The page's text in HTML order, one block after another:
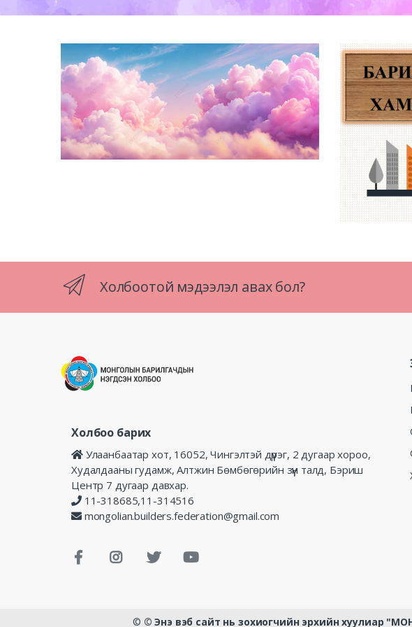
Холбоотой мэдээлэл авах бол?
Холбоо барих
Улаанбаатар хот, 16052, Чингэлтэй дүүрэг, 2 дугаар хороо,
Худалдааны гудамж, Алтжин Бөмбөгөрийн зүүн талд, Бэриш
Центр 7 дугаар давхар.
11-318685,11-314516
mongolian.builders.federation@gmail.com
© © Энэ вэб сайт нь зохиогчийн эрхийн хуулиар